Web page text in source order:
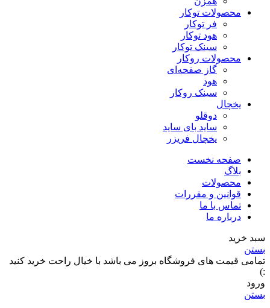
محصولات توکار
فر توکار
هود توکار
سینک توکار
محصولات روکار
گاز صفحه‌ای
هود
سینک روکار
یخچال
دوقلو
ساید بای ساید
یخچال فریزر
صفحه نخست
بلاگ
محصولات
قوانین و مقررات
تماس با ما
درباره ما
سبد خرید
بستن
تمامی قیمت های فروشگاه بروز می باشد با خیال راحت خرید کنید
:)
ورود
بستن